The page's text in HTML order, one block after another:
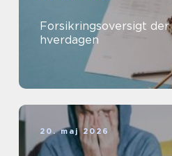
Forsikringsoversigt
hverdagen
20. maj 2026